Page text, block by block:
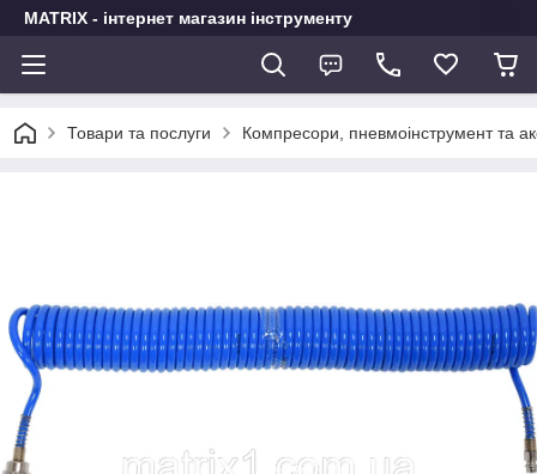
MATRIX - інтернет магазин інструменту
Товари та послуги Компресори, пневмоінструмент та